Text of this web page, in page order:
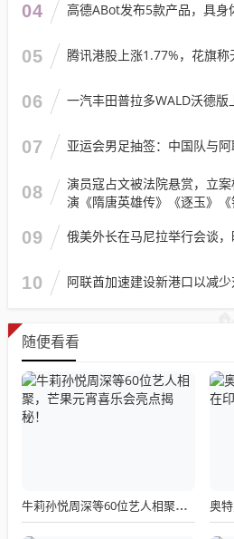
04 高德ABot发布5款产品，具身
05 腾讯港股上涨1.77%，花旗
06 一汽丰田普拉多WALD沃德
07 亚运会男足抽签：中国队与
08
演员寇占文被法院悬赏，立
演《隋唐英雄传》《逐玉》
09 俄美外长在马尼拉举行会谈
10 阿联酋加速建设新港口以减
随便看看
牛莉孙悦周深等60位艺人相聚，芒果元宵喜乐会亮点揭秘！